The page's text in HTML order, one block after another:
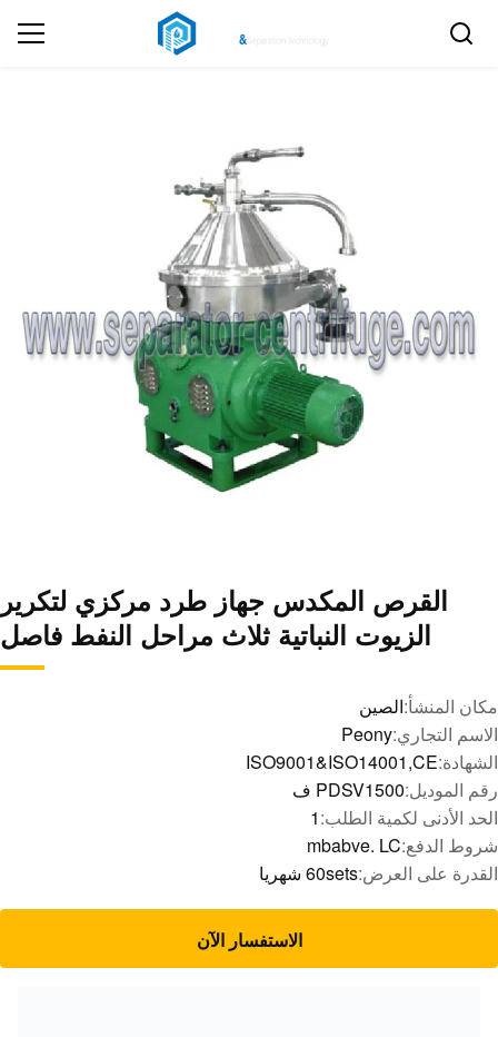
القرص المكدس جهاز طرد مركزي لتكرير
الزيوت النباتية ثلاث مراحل النفط فاصل
مكان المنشأ:الصين
الاسم التجاري:Peony
الشهادة:ISO9001&ISO14001,CE
رقم الموديل:PDSV1500 ف
الحد الأدنى لكمية الطلب:1
شروط الدفع:mbabve. LC
القدرة على العرض:60sets شهريا
الاستفسار الآن